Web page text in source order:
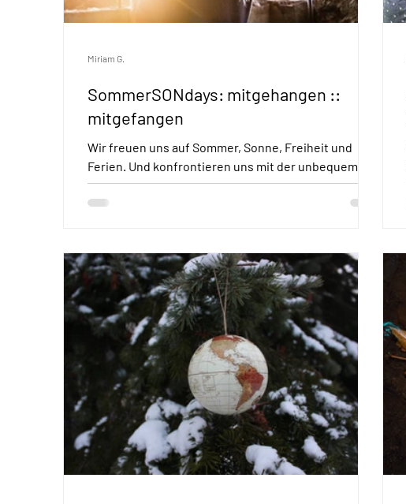
SommerSONdays: mitgehangen ::
mitgefangen
Wir freuen uns auf Sommer, Sonne, Freiheit und
Ferien. Und konfrontieren uns mit der unbequemen
Wahrheit, dass Freiheit ein Menschenrecht und ein
Privileg gleichzeit ist. Bis zu den Sommerferien heißt
dazu angestiftet: „Denkt an die Gefangenen, als
wäret ihr mitgefangen, denkt an die Misshandelten,
als wäre es euer Körper, dem Schmerzen zugefügt
werden.” Ihr könnt Euch vor der Somme
Miriam G.